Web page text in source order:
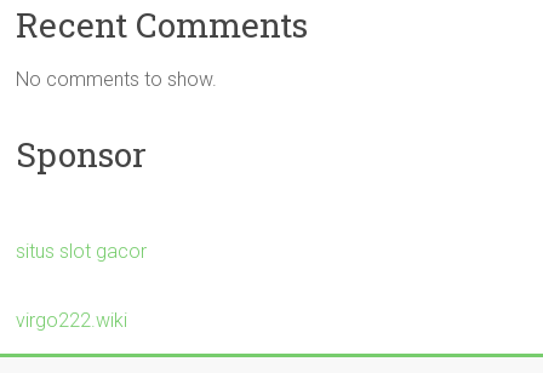
Recent Comments
No comments to show.
Sponsor
situs slot gacor
virgo222.wiki